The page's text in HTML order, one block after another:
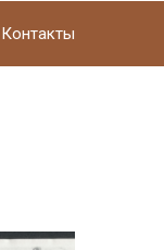
Контакты